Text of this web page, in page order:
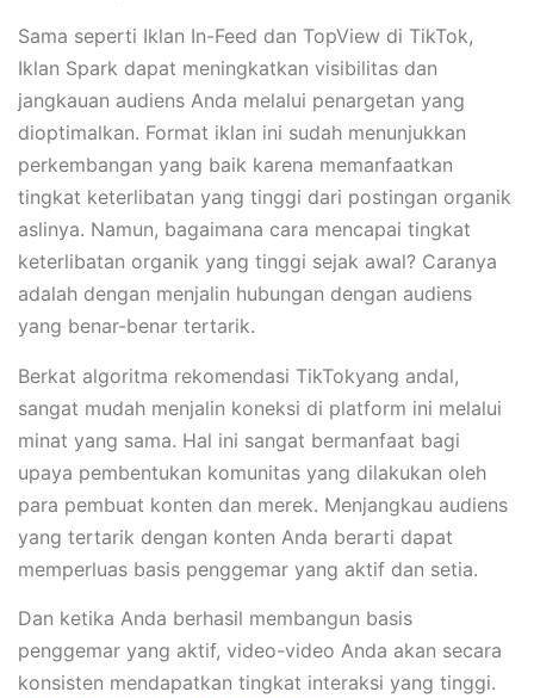
Sama seperti Iklan In-Feed dan TopView di TikTok,
Iklan Spark dapat meningkatkan visibilitas dan
jangkauan audiens Anda melalui penargetan yang
dioptimalkan. Format iklan ini sudah menunjukkan
perkembangan yang baik karena memanfaatkan
tingkat keterlibatan yang tinggi dari postingan organik
aslinya. Namun, bagaimana cara mencapai tingkat
keterlibatan organik yang tinggi sejak awal? Caranya
adalah dengan menjalin hubungan dengan audiens
yang benar-benar tertarik.
Berkat algoritma rekomendasi TikTokyang andal,
sangat mudah menjalin koneksi di platform ini melalui
minat yang sama. Hal ini sangat bermanfaat bagi
upaya pembentukan komunitas yang dilakukan oleh
para pembuat konten dan merek. Menjangkau audiens
yang tertarik dengan konten Anda berarti dapat
memperluas basis penggemar yang aktif dan setia.
Dan ketika Anda berhasil membangun basis
penggemar yang aktif, video-video Anda akan secara
konsisten mendapatkan tingkat interaksi yang tinggi.